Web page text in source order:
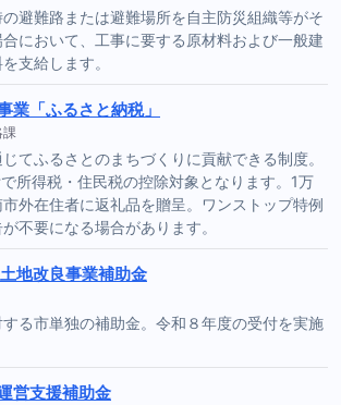
避難路または避難場所を自主防災組織等がそ
において、工事に要する原材料および一般建
支給します。
業「ふるさと納税」
てふるさとのまちづくりに貢献できる制度。
所得税・住民税の控除対象となります。1万
外在住者に返礼品を贈呈。ワンストップ特例
不要になる場合があります。
地改良事業補助金
る市単独の補助金。令和８年度の受付を実施
営支援補助金